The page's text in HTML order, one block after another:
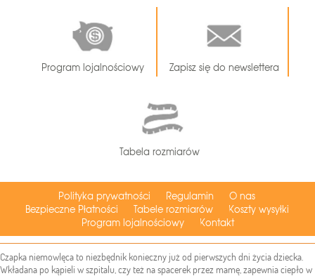
Program lojalnościowy Zapisz się do newslettera
Tabela rozmiarów
Polityka prywatności Regulamin
O nas
Bezpieczne Płatności
Tabele rozmiarów
Koszty wysyłki
Program lojalnościowy
Kontakt
Czapka niemowlęca to niezbędnik konieczny już od pierwszych dni życia dziecka.
Wkładana po kąpieli w szpitalu, czy też na spacerek przez mamę, zapewnia ciepło w